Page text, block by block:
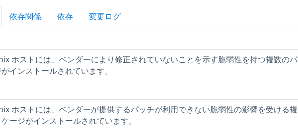
依存関係 依存 変更ログ
ホストには、ベンダーにより修正されていないことを示す脆弱性を持つ複数のパ
インストールされています。
ホストには、ベンダーが提供するパッチが利用できない脆弱性の影響を受ける複
ージがインストールされています。